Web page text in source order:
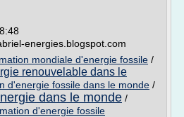
energies.blogspot.com
mondiale d'energie fossile /
renouvelable dans le
d'energie fossile dans le monde /
dans le monde /
d'energie fossile